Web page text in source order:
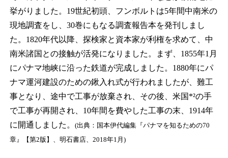
挙がりました。19世紀初頭、フンボルトは5年間中南米の
現地調査をし、30巻にもなる調査報告本を発刊しまし
た。1820年代以降、探検家と資本家が利権を求めて、中
南米諸国との接触が活発になりました。まず、1855年1月
にパナマ地峡に沿った鉄道が完成しました。1880年にパ
ナマ運河建設のための鍬入れ式が行われましたが、難工
事となり、途中で工事が放棄され、その後、米国*²の手
で工事が再開され、10年間を費やした工事の末、1914年
に開通しました。 (出典：国本伊代編集『パナマを知るための70
章』【第2版】、明石書店、2018年1月)